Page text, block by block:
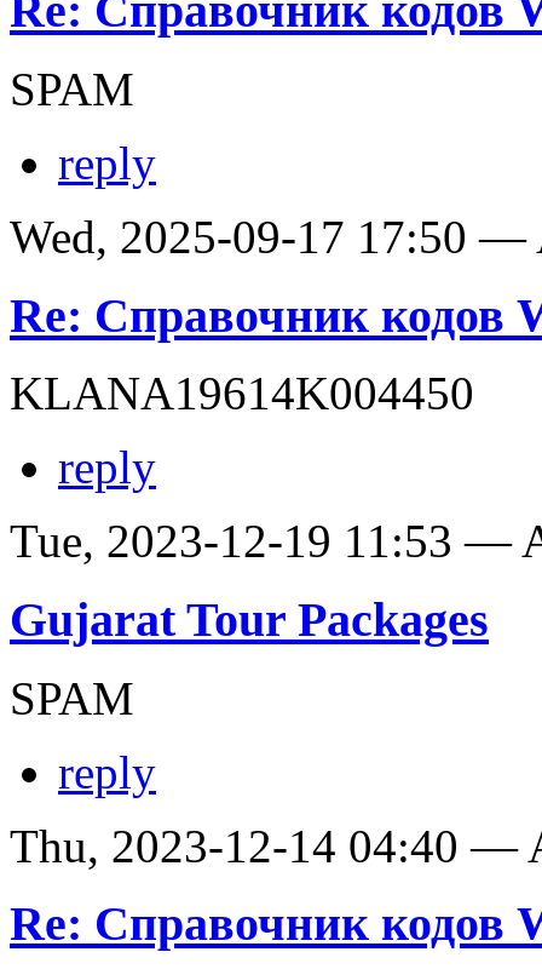
SPAM
reply
Wed, 2025-09-17 17:50 —
Re: Справочник кодов
KLANA19614K004450
reply
Tue, 2023-12-19 11:53 —
Gujarat Tour Packages
SPAM
reply
Thu, 2023-12-14 04:40 —
Re: Справочник кодов